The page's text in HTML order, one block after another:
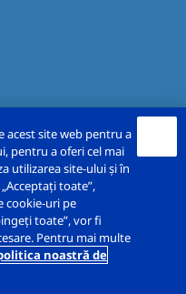
Romania Srl
acest site web pentru a
pentru a oferi cel mai
utilizarea site-ului și în
toate”,
cookie-uri pe
toate”, vor fi
Pentru mai multe
noastră de